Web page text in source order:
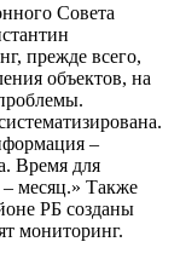
Совета
прежде всего,
объектов, на
–
Время для
месяц.» Также
РБ созданы
мониторинг.